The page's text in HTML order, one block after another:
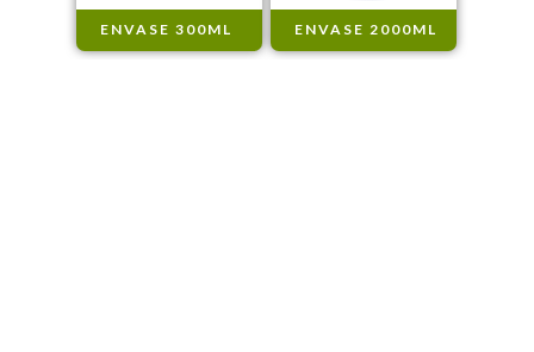
ENVASE 300ML ENVASE 2000ML